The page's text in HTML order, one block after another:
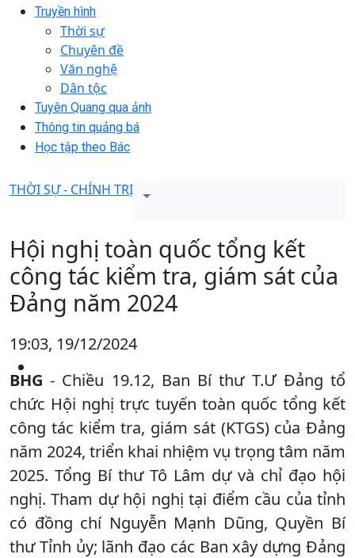
Truyền hình
Thời sự
Chuyên đề
Văn nghệ
Dân tộc
Tuyên Quang qua ảnh
Thông tin quảng bá
Học tập theo Bác
THỜI SỰ - CHÍNH TRỊ
Hội nghị toàn quốc tổng kết
công tác kiểm tra, giám sát của
Đảng năm 2024
19:03, 19/12/2024
BHG - Chiều 19.12, Ban Bí thư T.Ư Đảng tổ
chức Hội nghị trực tuyến toàn quốc tổng kết
công tác kiểm tra, giám sát (KTGS) của Đảng
năm 2024, triển khai nhiệm vụ trọng tâm năm
2025. Tổng Bí thư Tô Lâm dự và chỉ đạo hội
nghị. Tham dự hội nghị tại điểm cầu của tỉnh
có đồng chí Nguyễn Mạnh Dũng, Quyền Bí
thư Tỉnh ủy; lãnh đạo các Ban xây dựng Đảng